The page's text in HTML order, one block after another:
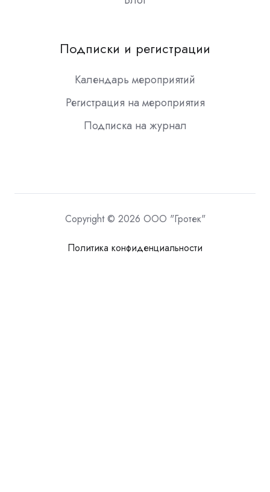
Подписки и регистрации
Календарь мероприятий
Регистрация на мероприятия
Подписка на журнал
Copyright © 2026 ООО "Гротек"
Политика конфиденциальности